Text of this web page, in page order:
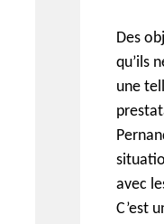
Des
qu’ils
une
avec
C’est